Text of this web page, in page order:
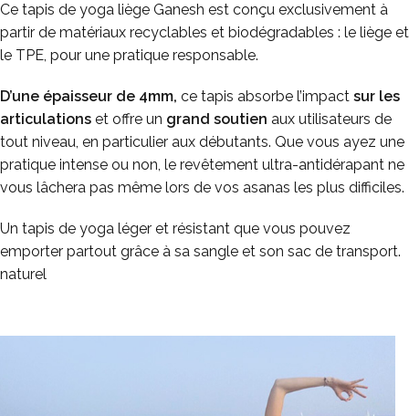
Ce tapis de yoga liège Ganesh est conçu exclusivement à
partir de matériaux recyclables et biodégradables : le liège et
le TPE, pour une pratique responsable.
D’une épaisseur de 4mm, ce tapis absorbe l’impact sur les
articulations et offre un grand soutien aux utilisateurs de
tout niveau, en particulier aux débutants. Que vous ayez une
pratique intense ou non, le revêtement ultra-antidérapant ne
vous lâchera pas même lors de vos asanas les plus difficiles.
Un tapis de yoga léger et résistant que vous pouvez
emporter partout grâce à sa sangle et son sac de transport.
naturel